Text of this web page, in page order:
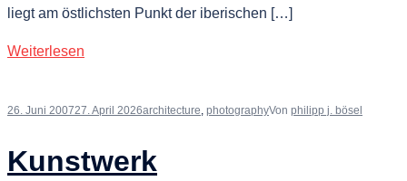
liegt am östlichsten Punkt der iberischen […]
Weiterlesen
26. Juni 200727. April 2026architecture, photographyVon philipp j. bösel
Kunstwerk